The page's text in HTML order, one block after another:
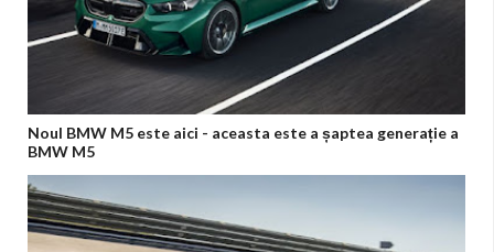
Noul BMW M5 este aici - aceasta este a șaptea generație a
BMW M5